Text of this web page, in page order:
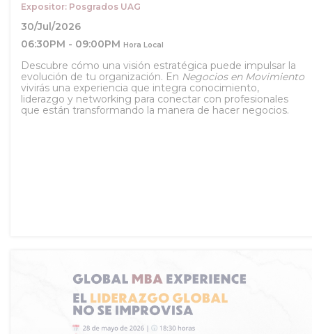
Expositor: Posgrados UAG
30/Jul/2026
06:30PM - 09:00PM Hora Local
Descubre cómo una visión estratégica puede impulsar la
evolución de tu organización. En Negocios en Movimiento
vivirás una experiencia que integra conocimiento,
liderazgo y networking para conectar con profesionales
que están transformando la manera de hacer negocios.